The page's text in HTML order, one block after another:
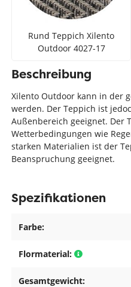
Rund Teppich Xilento
Outdoor 4027-17
Beschreibung
Xilento Outdoor kann in der
werden. Der Teppich ist
Außenbereich geeignet. Der
Wetterbedingungen wie
starken Materialien ist der
Beanspruchung geeignet.
Spezifikationen
Farbe:
Flormaterial:
Gesamtgewicht: